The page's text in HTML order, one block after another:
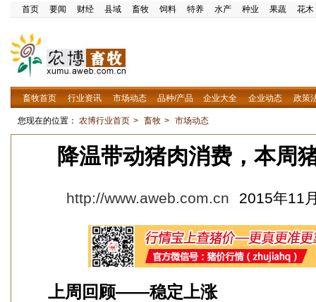
首页 要闻 财经 县域 畜牧 饲料 特养 水产 种业 果蔬 花木
畜牧首页 行业资讯 市场动态 品种/产品 企业大全 企业动态 政策
您现在的位置： 农博行业首页 > 畜牧 > 市场动态
降温带动猪肉消费，本周
http://www.aweb.com.cn 2015年11
上周回顾——稳定上涨